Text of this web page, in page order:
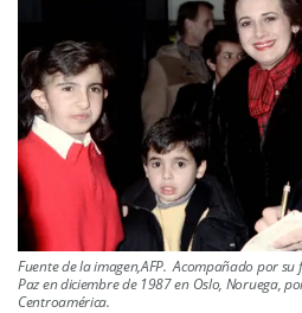
Fuente de la imagen,AFP. Acompañado por
Paz en diciembre de 1987 en Oslo, Noruega,
Centroamérica.